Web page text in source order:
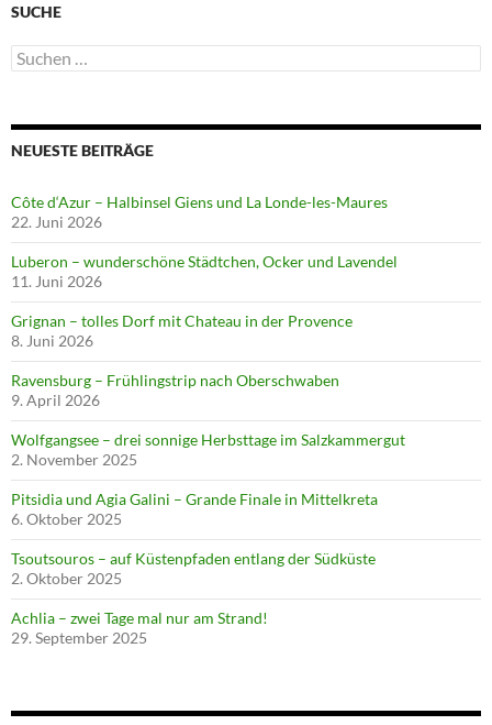
SUCHE
Suchen
nach:
NEUESTE BEITRÄGE
Côte d‘Azur – Halbinsel Giens und La Londe-les-Maures
22. Juni 2026
Luberon – wunderschöne Städtchen, Ocker und Lavendel
11. Juni 2026
Grignan – tolles Dorf mit Chateau in der Provence
8. Juni 2026
Ravensburg – Frühlingstrip nach Oberschwaben
9. April 2026
Wolfgangsee – drei sonnige Herbsttage im Salzkammergut
2. November 2025
Pitsidia und Agia Galini – Grande Finale in Mittelkreta
6. Oktober 2025
Tsoutsouros – auf Küstenpfaden entlang der Südküste
2. Oktober 2025
Achlia – zwei Tage mal nur am Strand!
29. September 2025